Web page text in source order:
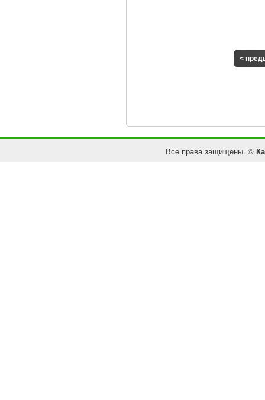
<
Все права защищены. ©